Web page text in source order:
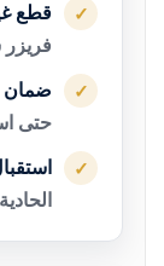
✓ قطع
فريزر
✓ ضمان
حتى
✓